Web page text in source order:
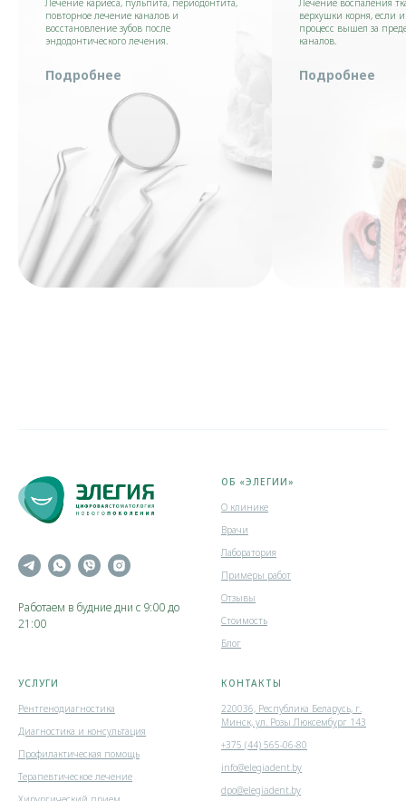
Лечение кариеса, пульпита, периодонтита,
повторное лечение каналов и
восстановление зубов после
эндодонтического лечения.
Подробнее
Лечение воспаления
верхушки корня, если
процесс вышел за
каналов.
Подробнее
Работаем в будние дни с 9:00 до
21:00
ОБ «ЭЛЕГИИ»
О клинике
Врачи
Лаборатория
Примеры работ
Отзывы
Стоимость
Блог
УСЛУГИ
Рентгенодиагностика
Диагностика и консультация
Профилактическая помощь
Терапевтическое лечение
КОНТАКТЫ
220036, Республика Беларусь, г.
Минск, ул. Розы Люксембург 143
+375 (44) 565-06-80
info@elegiadent.by
dpo@elegiadent.by